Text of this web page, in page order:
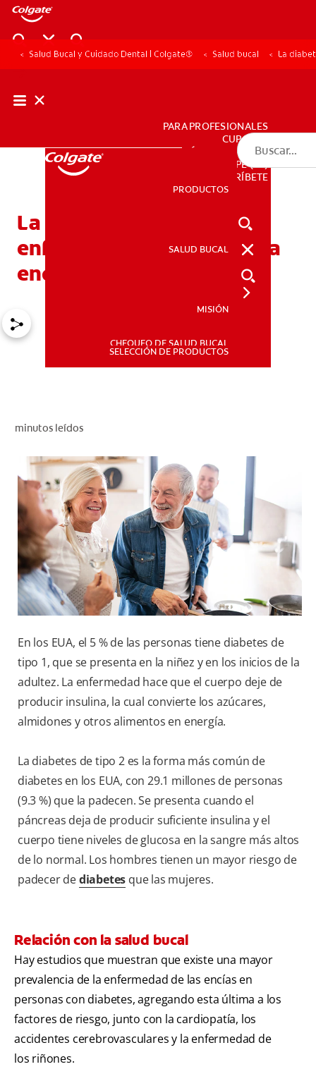
PRODUCTOS
PARA PROFESIONALES
CUPONES
DÓNDE COMPRAR
PE (ES)
SUSCRÍBETE
PARA PROFESIONALES
CUPONES
DÓNDE COMPRAR
PE (ES)
SUSCRÍBETE
PRODUCTOS
SALUD BUCAL
MISIÓN
CHEQUEO DE SALUD BUCAL
SELECCIÓN DE PRODUCTOS
Salud Bucal y Cuidado Dental | Colgate® Salud bucal La
La diabetes y otras
enfermedades del sistema
endocrino
minutos leídos
En los EUA, el 5 % de las personas tiene diabetes de
tipo 1, que se presenta en la niñez y en los inicios de la
adultez. La enfermedad hace que el cuerpo deje de
producir insulina, la cual convierte los azúcares,
almidones y otros alimentos en energía.
La diabetes de tipo 2 es la forma más común de
diabetes en los EUA, con 29.1 millones de personas
(9.3 %) que la padecen. Se presenta cuando el
páncreas deja de producir suficiente insulina y el
cuerpo tiene niveles de glucosa en la sangre más altos
de lo normal. Los hombres tienen un mayor riesgo de
padecer dediabetes que las mujeres.
Relación con la salud bucal
Hay estudios que muestran que existe una mayor
prevalencia de la enfermedad de las encías en
personas con diabetes, agregando esta última a los
factores de riesgo, junto con la cardiopatía, los
accidentes cerebrovasculares y la enfermedad de
los riñones.